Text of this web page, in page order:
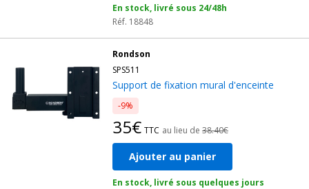
En stock, livré sous 24/48h
Réf. 18848
Rondson
SPS511
Support de fixation mural d'enceinte
-9%
35€ TTC au lieu de 38.40€
Ajouter au panier
En stock, livré sous quelques jours